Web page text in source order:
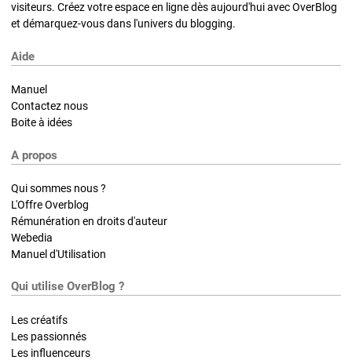
visiteurs. Créez votre espace en ligne dès aujourd'hui avec OverBlog
et démarquez-vous dans l'univers du blogging.
Aide
Manuel
Contactez nous
Boite à idées
A propos
Qui sommes nous ?
L'Offre Overblog
Rémunération en droits d'auteur
Webedia
Manuel d'Utilisation
Qui utilise OverBlog ?
Les créatifs
Les passionnés
Les influenceurs